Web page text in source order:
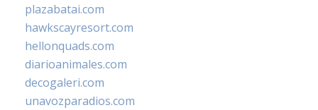
plazabatai.com
hawkscayresort.com
hellonquads.com
diarioanimales.com
decogaleri.com
unavozparadios.com